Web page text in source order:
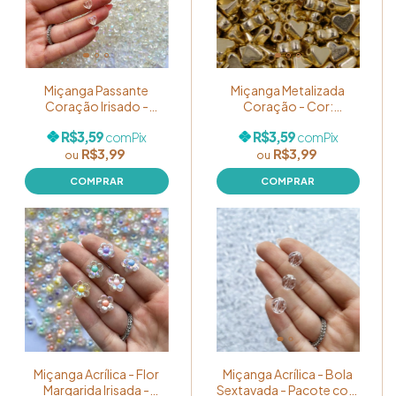
Miçanga Passante
Coração Irisado -
MP011
R$3,99
R$3,59comPix
Miçanga Metalizada
Coração - Cor:
5g Ref. MP014
R$3,99
R$3,59comPix
Miçanga Acrílica - Flor
Margarida Irisada -
Miçanga Acrílica - Bola
Sextavada - Pacote com